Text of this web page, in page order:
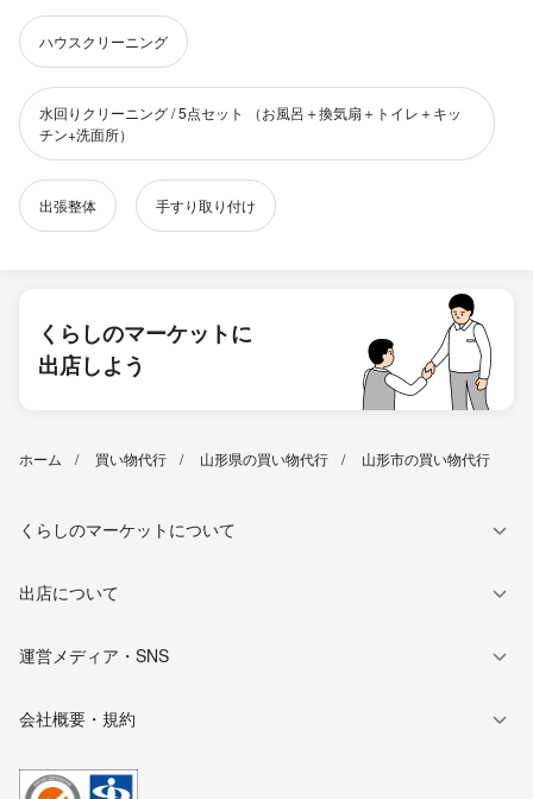
ハウスクリーニング
水回りクリーニング / 5点セット （お風呂＋換気扇＋トイレ＋キッ
チン+洗面所）
出張整体 手すり取り付け
くらしのマーケットに
出店しよう
ホーム 買い物代行 山形県の買い物代行 山形市の買い物代行
くらしのマーケットについて
出店について
運営メディア・SNS
会社概要・規約